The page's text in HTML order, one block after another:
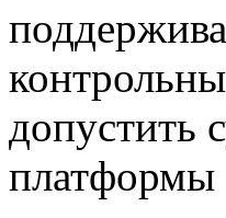
допустить